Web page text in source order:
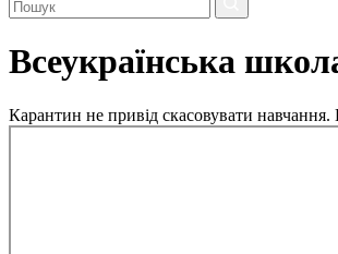
Всеукраїнська
Карантин не привід скасовувати навчання.